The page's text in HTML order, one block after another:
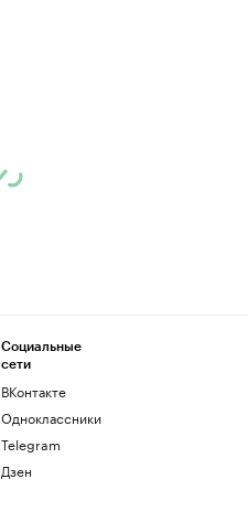
Социальные
сети
ВКонтакте
Одноклассники
Telegram
Дзен